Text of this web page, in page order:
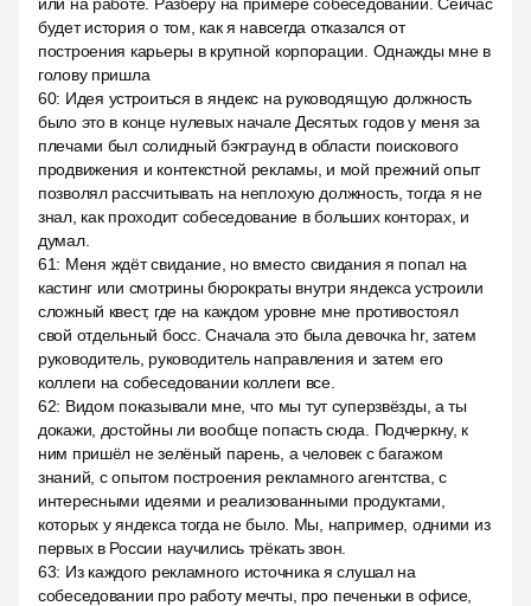
будет история о том, как я навсегда отказался от
построения карьеры в крупной корпорации. Однажды мне в
голову пришла
60: Идея устроиться в яндекс на руководящую должность
было это в конце нулевых начале Десятых годов у меня за
плечами был солидный бэкграунд в области поискового
продвижения и контекстной рекламы, и мой прежний опыт
позволял рассчитывать на неплохую должность, тогда я не
знал, как проходит собеседование в больших конторах, и
думал.
61: Меня ждёт свидание, но вместо свидания я попал на
кастинг или смотрины бюрократы внутри яндекса устроили
сложный квест, где на каждом уровне мне противостоял
свой отдельный босс. Сначала это была девочка hr, затем
руководитель, руководитель направления и затем его
коллеги на собеседовании коллеги все.
62: Видом показывали мне, что мы тут суперзвёзды, а ты
докажи, достойны ли вообще попасть сюда. Подчеркну, к
ним пришёл не зелёный парень, а человек с багажом
знаний, с опытом построения рекламного агентства, с
интересными идеями и реализованными продуктами,
которых у яндекса тогда не было. Мы, например, одними из
первых в России научились трёкать звон.
63: Из каждого рекламного источника я слушал на
собеседовании про работу мечты, про печеньки в офисе,